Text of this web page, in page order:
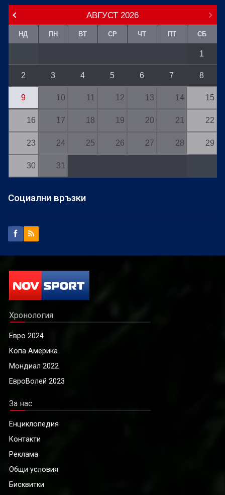
АВГУСТ 2026
НД ПН ВТ СР ЧТ ПТ СБ
1
2 3 4 5 6 7 8
9 10 11 12 13 14 15
16 17 18 19 20 21 22
23 24 25 26 27 28 29
30 31
Социални връзки
Хронология
Евро 2024
Копа Америка
Мондиал 2022
ЕвроВолей 2023
За нас
Енциклопедия
Контакти
Реклама
Общи условия
Бисквитки